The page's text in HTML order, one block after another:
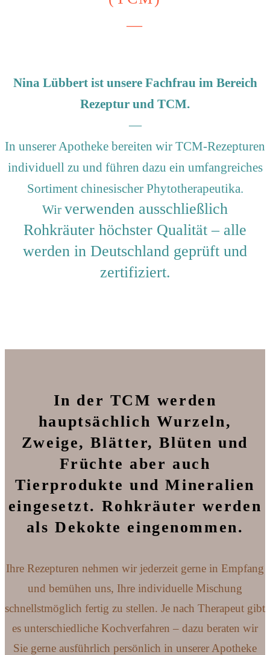
—
Nina Lübbert ist unsere Fachfrau im Bereich
Rezeptur und TCM.
—
In unserer Apotheke bereiten wir TCM-Rezepturen
individuell zu und führen dazu ein umfangreiches
Sortiment chinesischer Phytotherapeutika.
Wir verwenden ausschließlich
Rohkräuter höchster Qualität – alle
werden in Deutschland geprüft und
zertifiziert.
In der TCM werden
hauptsächlich Wurzeln,
Zweige, Blätter, Blüten und
Früchte aber auch
Tierprodukte und Mineralien
eingesetzt. Rohkräuter werden
als Dekokte eingenommen.
Ihre Rezepturen nehmen wir jederzeit gerne in Empfang
und bemühen uns, Ihre individuelle Mischung
schnellstmöglich fertig zu stellen. Je nach Therapeut gibt
es unterschiedliche Kochverfahren – dazu beraten wir
Sie gerne ausführlich persönlich in unserer Apotheke